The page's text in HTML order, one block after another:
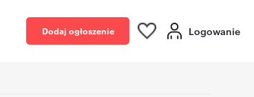
Dodaj ogłoszenie Logowanie